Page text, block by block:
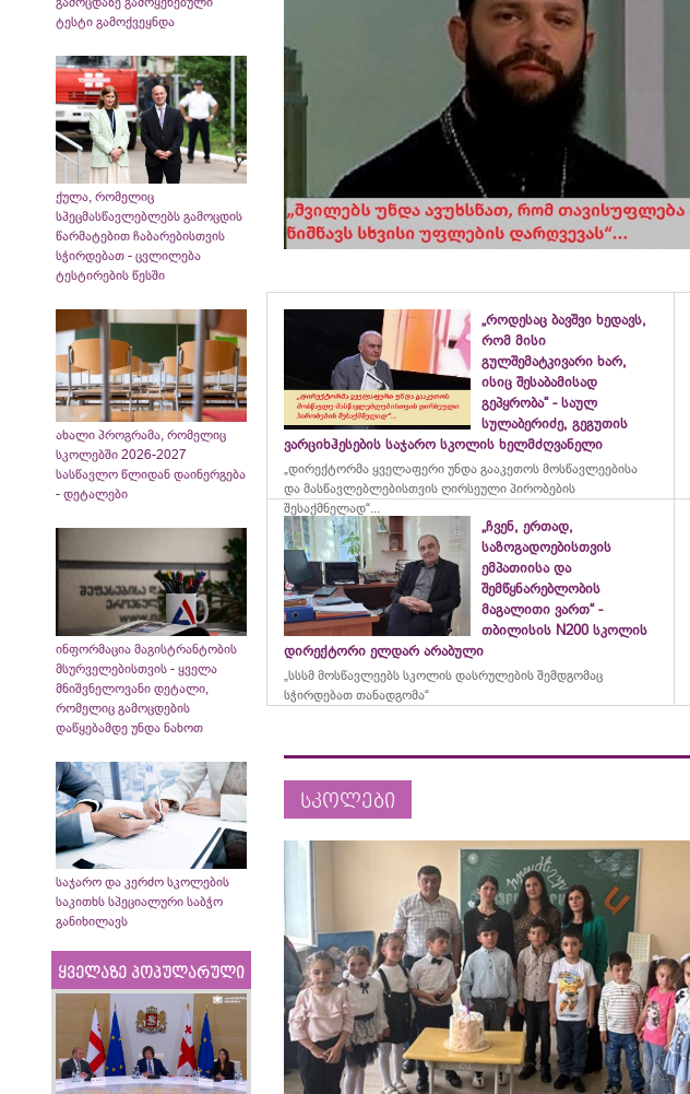
ტესტი გამოქვეყნდა
ქულა, რომელიც
სპეცმასწავლებლებს გამოცდის
წარმატებით ჩაბარებისთვის
სჭირდებათ - ცვლილება
ტესტირების წესში
ახალი პროგრამა, რომელიც
სკოლებში 2026-2027
სასწავლო წლიდან დაინერგება
- დეტალები
ინფორმაცია მაგისტრანტობის
მსურველებისთვის - ყველა
მნიშვნელოვანი დეტალი,
რომელიც გამოცდების
დაწყებამდე უნდა ნახოთ
საჯარო და კერძო სკოლების
საკითხს სპეციალური საბჭო
განიხილავს
ყველაზე პოპულარული
„როდესაც ბავშვი ხედავს,
რომ მისი
გულშემატკივარი ხარ,
ისიც შესაბამისად
გეპყრობა“ - საულ
სულაბერიძე, გეგუთის
ვარციხჰესების საჯარო სკოლის ხელმძღვანელი
„დირექტორმა ყველაფერი უნდა გააკეთოს მოსწავლეებისა
და მასწავლებლებისთვის ღირსეული პირობების
შესაქმნელად“...
„ჩვენ, ერთად,
საზოგადოებისთვის
ემპათიისა და
შემწყნარებლობის
მაგალითი ვართ“ -
თბილისის N200 სკოლის
დირექტორი ელდარ არაბული
„სსსმ მოსწავლეებს სკოლის დასრულების შემდგომაც
სჭირდებათ თანადგომა“
სკოლები